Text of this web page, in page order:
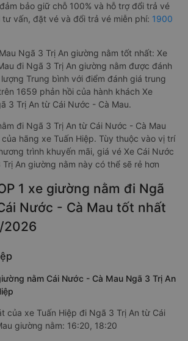
bảo giữ chỗ 100% và hỗ trợ đổi trả vé
tư vấn, đặt vé và đổi trả vé miễn phí: 1900
Ngã 3 Trị An giường nằm tốt nhất: Xe
đi Ngã 3 Trị An giường nằm được đánh
Trung bình với điểm đánh giá trung
1659 phản hồi của hành khách Xe
3 Trị An từ Cái Nước - Cà Mau.
đi Ngã 3 Trị An từ Cái Nước - Cà Mau
hãng xe Tuấn Hiệp. Tùy thuộc vào vị trí
trình khuyến mãi, giá vé Xe Cái Nước
An giường nằm này có thể sẽ rẻ hơn
1 xe giường nằm đi Ngã
Nước - Cà Mau tốt nhất
2026
nằm Cái Nước - Cà Mau Ngã 3 Trị An
của xe Tuấn Hiệp đi Ngã 3 Trị An từ Cái
giường nằm: 16:20, 18:20